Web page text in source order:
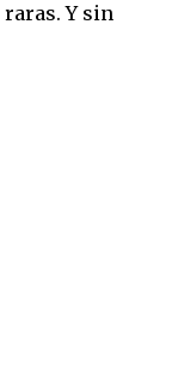
Y sin